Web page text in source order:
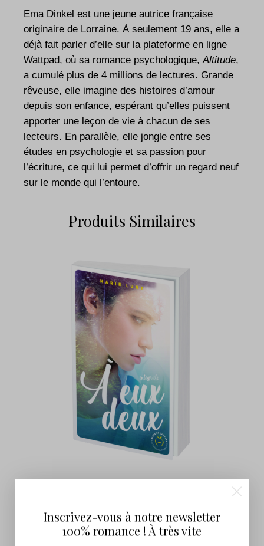
Ema Dinkel est une jeune autrice française
originaire de Lorraine. À seulement 19 ans, elle a
déjà fait parler d’elle sur la plateforme en ligne
Wattpad, où sa romance psychologique,Altitude,
a cumulé plus de 4 millions de lectures. Grande
rêveuse, elle imagine des histoires d’amour
depuis son enfance, espérant qu’elles puissent
apporter une leçon de vie à chacun de ses
lecteurs. En parallèle, elle jongle entre ses
études en psychologie et sa passion pour
l’écriture, ce qui lui permet d’offrir un regard neuf
sur le monde qui l’entoure.
Produits Similaires
Inscrivez-vous à notre newsletter
100% romance ! À très vite